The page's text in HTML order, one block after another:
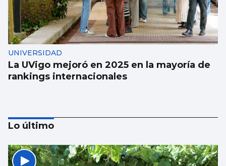
UNIVERSIDAD
La UVigo mejoró en 2025 en la mayoría de
rankings internacionales
Lo último